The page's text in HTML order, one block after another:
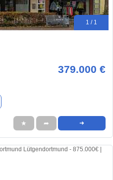
1 / 1
379.000 €
★ ➦ ➜